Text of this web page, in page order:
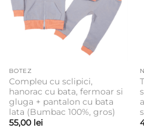
BOTEZ
Compleu cu sclipici,
hanorac cu bata, fermoar si
gluga + pantalon cu bata
lata (Bumbac 100%, gros)
55,00 lei